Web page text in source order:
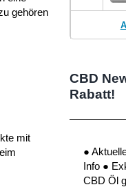
gehören
mit
CBD
Rabatt!
●
Info ●
CBD Öl